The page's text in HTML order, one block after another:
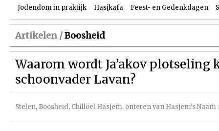
Jodendom in praktijk Hasjkafa Feest- en Gedenkdagen
Artikelen /Boosheid
Waarom wordt Ja’akov
schoonvader Lavan?
Stelen, Boosheid, Chilloel Hasjem, onteren van Hasjem's Naam